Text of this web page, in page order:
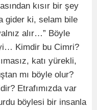
kısır bir şey
gider ki, selam bile
alır…” Böyle
Kimdir bu Cimri?
katı yürekli,
mı böyle olur?
Etrafımızda var
böylesi bir insanla